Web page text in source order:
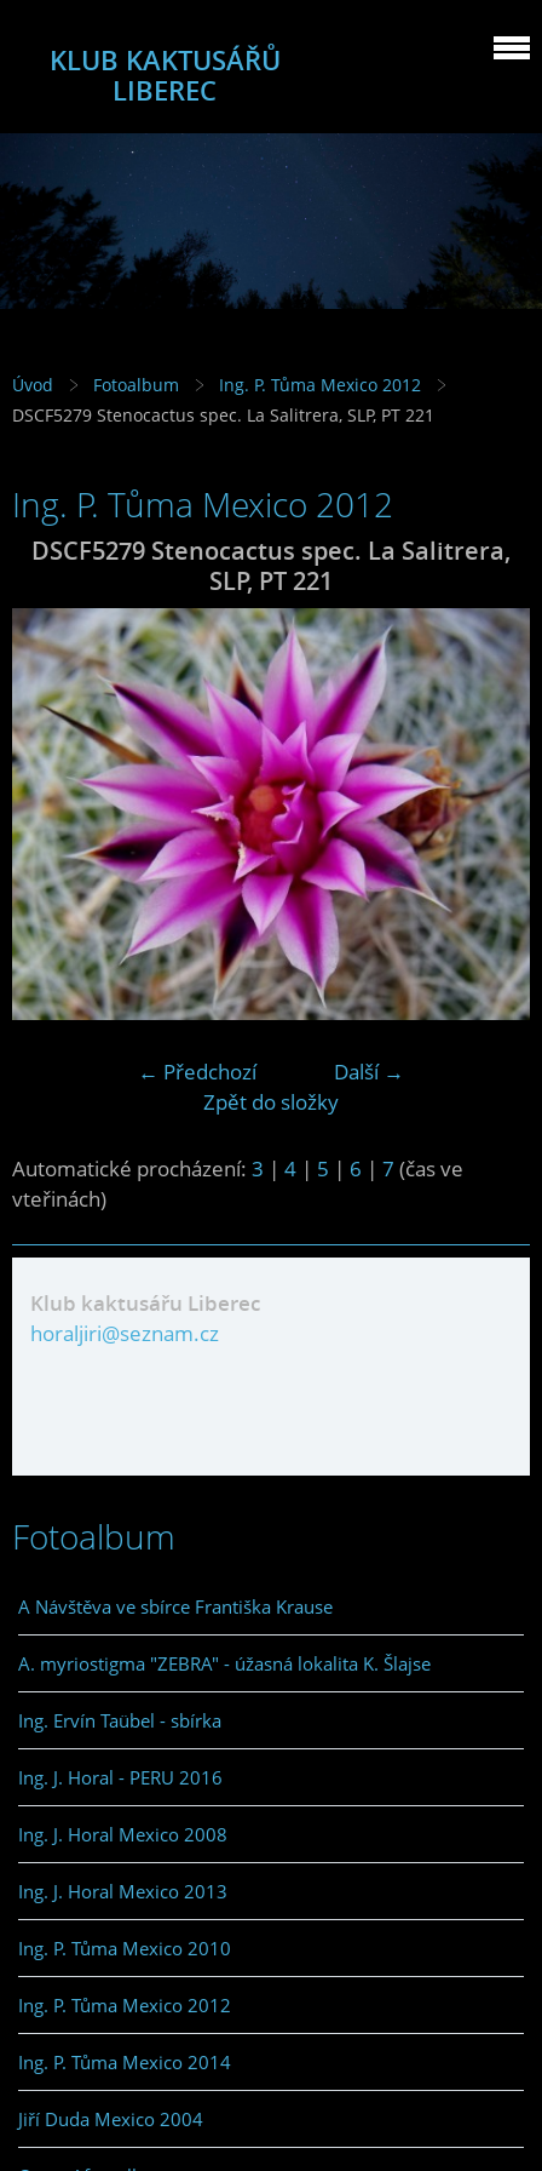
KLUB KAKTUSÁŘŮ
LIBEREC
Úvod Fotoalbum
Ing. P. Tůma Mexico 2012
DSCF5279 Stenocactus spec. La Salitrera, SLP, PT 221
Ing. P. Tůma Mexico 2012
DSCF5279 Stenocactus spec. La Salitrera,
SLP, PT 221
← Předchozí
Další →
Zpět do složky
Automatické procházení: 3 | 4 | 5 | 6 | 7 (čas ve
vteřinách)
Klub kaktusářu Liberec
horaljiri@seznam.cz
Fotoalbum
A Návštěva ve sbírce Františka Krause
A. myriostigma "ZEBRA" - úžasná lokalita K. Šlajse
Ing. Ervín Taübel - sbírka
Ing. J. Horal - PERU 2016
Ing. J. Horal Mexico 2008
Ing. J. Horal Mexico 2013
Ing. P. Tůma Mexico 2010
Ing. P. Tůma Mexico 2012
Ing. P. Tůma Mexico 2014
Jiří Duda Mexico 2004